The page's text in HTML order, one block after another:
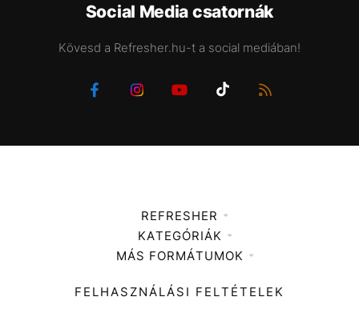
Social Media csatornák
Kövesd a Refresher.hu-t a social mediában!
REFRESHER
Médiaajánlat
KATEGÓRIÁK
Zene
Divat
MÁS FORMÁTUMOK
FELHASZNÁLÁSI FELTÉTELEK